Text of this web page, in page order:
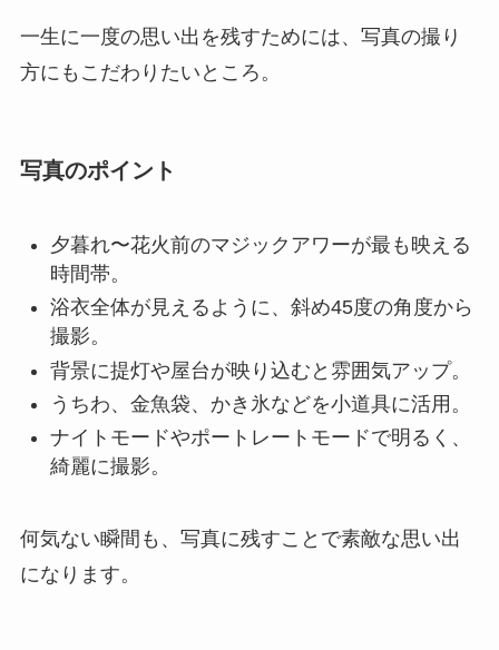
一生に一度の思い出を残すためには、写真の撮り
方にもこだわりたいところ。
写真のポイント
夕暮れ〜花火前のマジックアワーが最も映える
時間帯。
浴衣全体が見えるように、斜め45度の角度から
撮影。
背景に提灯や屋台が映り込むと雰囲気アップ。
うちわ、金魚袋、かき氷などを小道具に活用。
ナイトモードやポートレートモードで明るく、
綺麗に撮影。
何気ない瞬間も、写真に残すことで素敵な思い出
になります。